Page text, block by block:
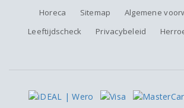
Horeca
Sitemap
Algemene
Leeftijdscheck
Privacybeleid